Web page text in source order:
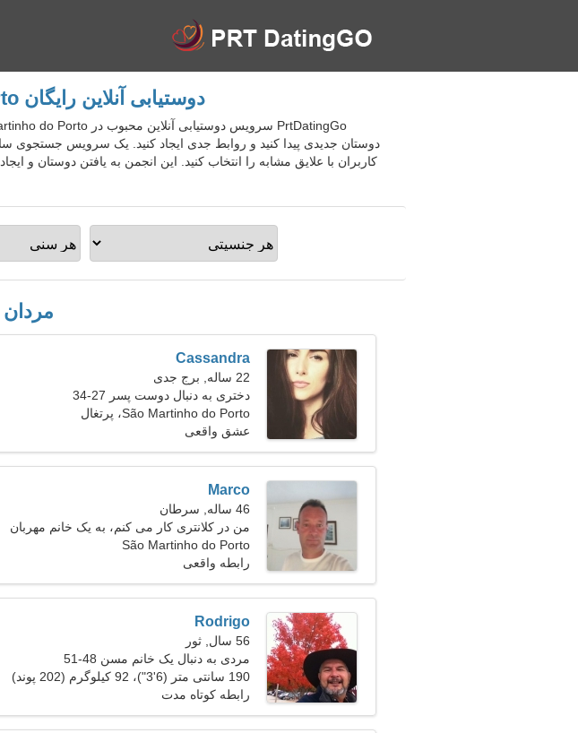
دوستیابی آنلاین رایگان São Martinho do Porto، پرتغال
دوستان جدیدی پیدا کنید و روابط جدی ایجاد کنید. یک سرویس جستجوی
مردان
Cassandra
22 ساله, برج جدی
دختری به دنبال دوست پسر 27-34
São Martinho do Porto، پرتغال
عشق واقعی
Marco
46 ساله, سرطان
من در کلانتری کار می کنم، به یک خانم مهربان
نیاز دارم
São Martinho do Porto
رابطه واقعی
Rodrigo
56 سال, ثور
مردی به دنبال یک خانم مسن 48-51
190 سانتی متر (6'3")، 92 کیلوگرم (202 پوند)
رابطه کوتاه مدت